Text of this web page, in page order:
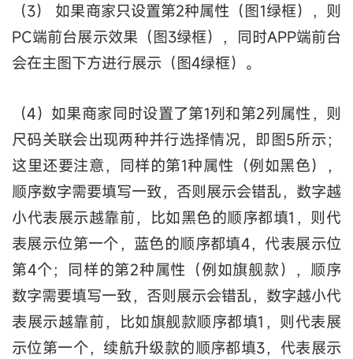
（3） 如果商家只设置第2种属性（图1绿框），则
PC端前台展示效果（图3绿框），同时APP端前台
会在主图下方进行展示（图4绿框）。
（4）如果商家同时设置了第1列和第2列属性，则
尺码关联会出现两种并行选择情况，即图5所示；
这里还要注意，同样的第1种属性（例如黑色），
顺序数字需要填写一致，否则展示会错乱，数字越
小代表展示越靠前，比如黑色的顺序都填1，则代
表展示位第一个，蓝色的顺序都填4，代表展示位
第4个；同样的第2种属性（例如旗舰款），顺序
数字需要填写一致，否则展示会错乱，数字越小代
表展示越靠前，比如旗舰款顺序都填1，则代表展
示位第一个，续航升级款的顺序都填3，代表展示